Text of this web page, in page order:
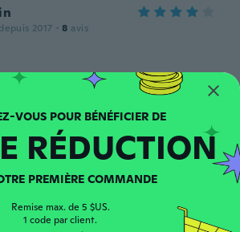
2017 · 8 avis
RÉDUCTION
PREMIÈRE COMMANDE
Remise max. de 5 $US.
1 code par client.